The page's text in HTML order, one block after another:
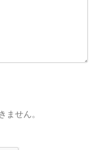
ません。